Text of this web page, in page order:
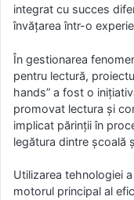
integrat cu succes
învățarea într-o
În gestionarea
pentru lectură,
hands” a fost o
promovat lectura și
implicat părinții în
legătura dintre școală
Utilizarea tehnologiei
motorul principal al